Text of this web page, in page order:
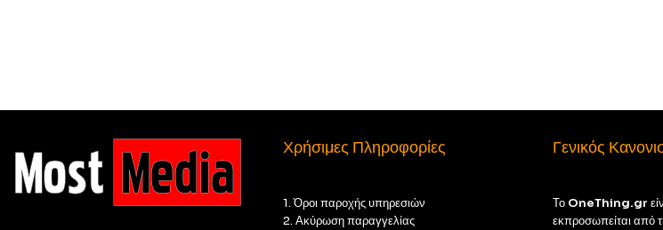
Χρήσιμες Πληροφορίες
1. Όροι παροχής υπηρεσιών
2. Ακύρωση παραγγελίας
Γενικός
Το OneThing.gr
εκπροσωπείται από